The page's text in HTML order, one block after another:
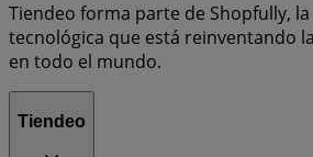
Tiendeo forma parte de Shopfully,
tecnológica que está reinventando
en todo el mundo.
Tiendeo